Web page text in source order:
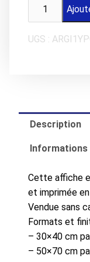
quantité
du
UGS :
Description
Cette affiche
et imprimée
Vendue sans
Formats et
– 30×40 cm
– 50×70 cm